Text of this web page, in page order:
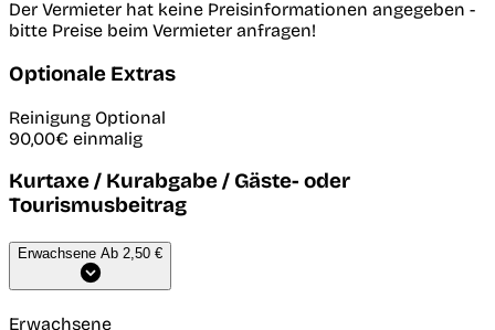
Der Vermieter hat keine Preisinformationen angegeben -
bitte Preise beim Vermieter anfragen!
Optionale Extras
Reinigung Optional
90,00€ einmalig
Kurtaxe / Kurabgabe / Gäste- oder
Tourismusbeitrag
Erwachsene Ab 2,50 €
Erwachsene